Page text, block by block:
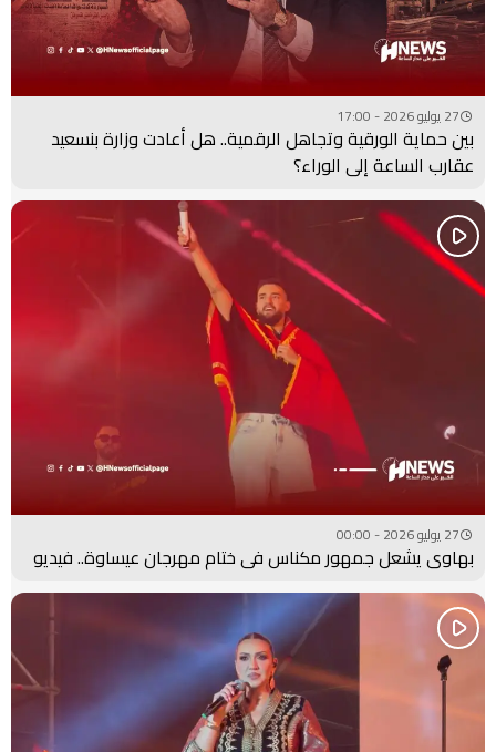
27 يوليو 2026 - 17:00
بين حماية الورقية وتجاهل الرقمية.. هل أعادت وزارة بنسعيد
عقارب الساعة إلى الوراء؟
27 يوليو 2026 - 00:00
بهاوي يشعل جمهور مكناس في ختام مهرجان عيساوة.. فيديو